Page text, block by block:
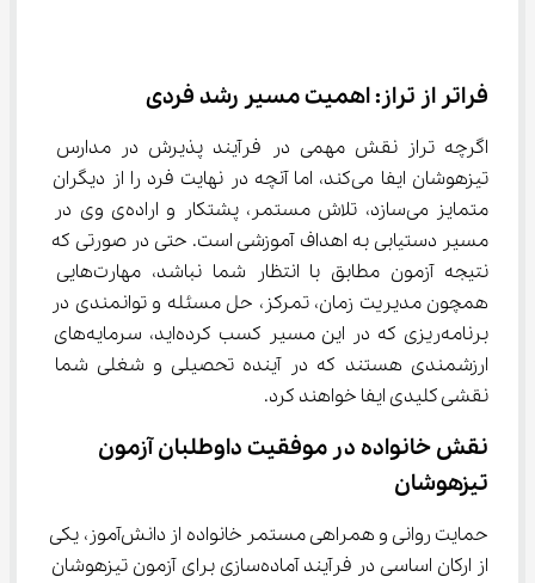
فراتر از تراز: اهمیت مسیر رشد فردی
اگرچه تراز نقش مهمی در فرآیند پذیرش در مدارس
تیزهوشان ایفا می‌کند، اما آنچه در نهایت فرد را از دیگران
متمایز می‌سازد، تلاش مستمر، پشتکار و اراده‌ی وی در
مسیر دستیابی به اهداف آموزشی است. حتی در صورتی که
نتیجه آزمون مطابق با انتظار شما نباشد، مهارت‌هایی
همچون مدیریت زمان، تمرکز، حل مسئله و توانمندی در
برنامه‌ریزی که در این مسیر کسب کرده‌اید، سرمایه‌های
ارزشمندی هستند که در آینده تحصیلی و شغلی شما
نقشی کلیدی ایفا خواهند کرد.
نقش خانواده در موفقیت داوطلبان آزمون
تیزهوشان
حمایت روانی و همراهی مستمر خانواده از دانش‌آموز، یکی
از ارکان اساسی در فرآیند آماده‌سازی برای آزمون تیزهوشان